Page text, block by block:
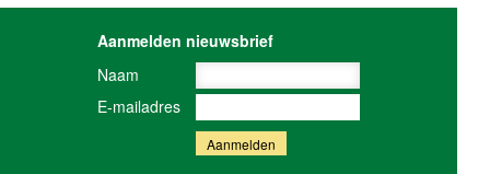
Aanmelden nieuwsbrief
Naam
E-mailadres